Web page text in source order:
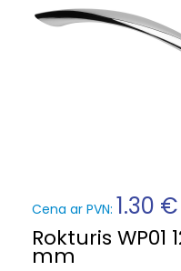
Cena ar PVN: 1.30 €
Rokturis WP01
mm